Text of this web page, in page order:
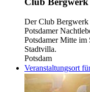
Der Club Bergwerk
Potsdamer
Potsdamer Mitte im
Stadtvilla.
Potsdam
Veranstaltungsort